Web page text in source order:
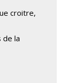
croitre,
de la